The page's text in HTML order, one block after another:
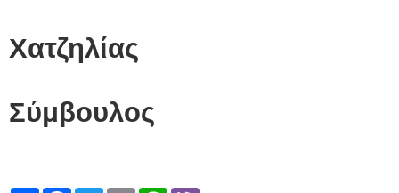
Χατζηλίας
Σύμβουλος